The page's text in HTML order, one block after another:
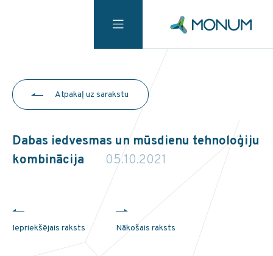
Atpakaļ uz sarakstu
Dabas iedvesmas un mūsdienu tehnoloģiju
kombinācija
05.10.2021
Iepriekšējais raksts Nākošais raksts